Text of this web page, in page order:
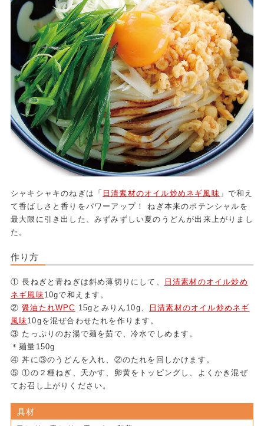
シャキシャキのねぎは「 日清素材のオイル炒めネギ風味 」で和え
て香ばしさと香りをパワーアップ！ ねぎ本来のポテンシャルを
最大限に引き出した、みずみずしい夏のうどんが出来上がりまし
た。
作り方
① 長ねぎと青ねぎは斜め薄切りにして、
日清素材のオイル炒め
ネギ風味10gで和えます。
②醤油たれWPC 15gとみりん10g、
日清素材のオイル炒めネギ
風味10gを混ぜ合わせたれを作ります。
③ たっぷりのお湯で麺を茹で、冷水でしめます。
＊麺量150g
④ 丼に③のうどんを入れ、②のたれを回しかけます。
⑤ ①の２種ねぎ、天かす、卵黄をトッピングし、よくかき混ぜ
てお召し上がりください。
具材